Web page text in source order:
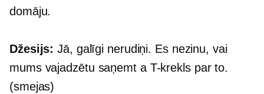
domāju.
Džesijs: Jā, galīgi nerudiņi. Es nezinu, vai
mums vajadzētu saņemt a T-kreklspar to.
(smejas)